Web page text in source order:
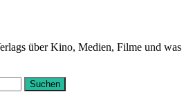
über Kino, Medien, Filme und was